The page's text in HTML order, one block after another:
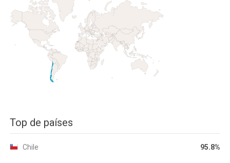
Top de países
Chile 95.8%